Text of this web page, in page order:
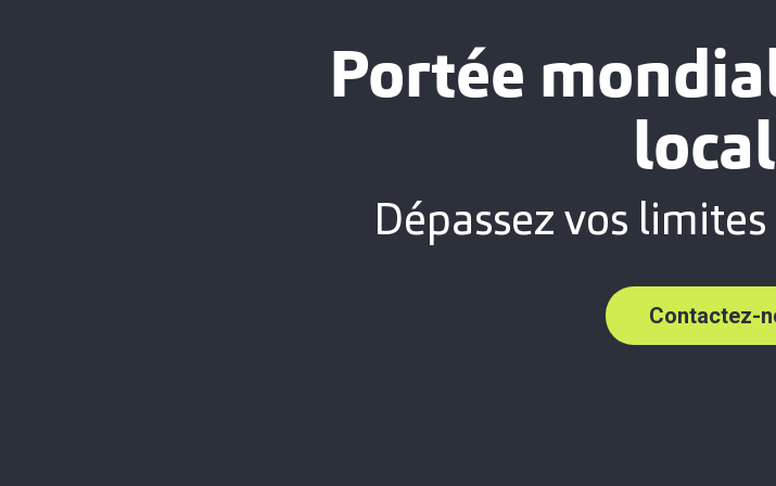
Portée
Dépassez vos
Contactez-